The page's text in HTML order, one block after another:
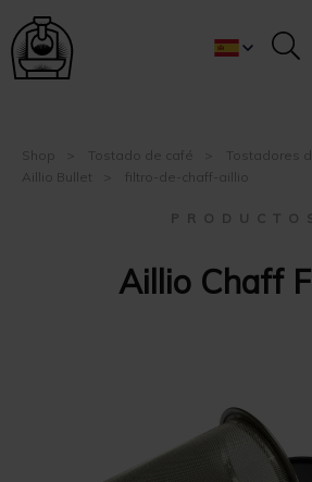
Shop Tostado de café
Tostadores
Aillio Bullet
filtro-de-chaff-aillio
P R O D U C T O
Aillio Chaff